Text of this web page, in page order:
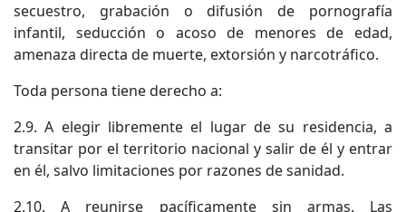
secuestro, grabación o difusión de pornografía
infantil, seducción o acoso de menores de edad,
amenaza directa de muerte, extorsión y narcotráfico.
Toda persona tiene derecho a:
2.9. A elegir libremente el lugar de su residencia, a
transitar por el territorio nacional y salir de él y entrar
en él, salvo limitaciones por razones de sanidad.
2.10. A reunirse pacíficamente sin armas. Las